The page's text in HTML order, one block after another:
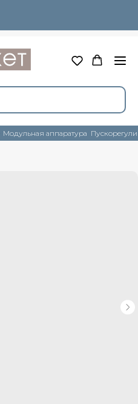
Модульная аппаратура